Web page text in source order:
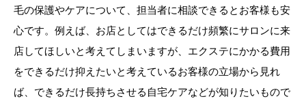
毛の保護やケアについて、担当者に相談できるとお客様も安
心です。例えば、お店としてはできるだけ頻繁にサロンに来
店してほしいと考えてしまいますが、エクステにかかる費用
をできるだけ抑えたいと考えているお客様の立場から見れ
ば、できるだけ長持ちさせる自宅ケアなどが知りたいもので